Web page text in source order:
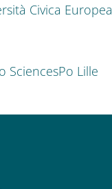
Civica Europea
SciencesPo Lille